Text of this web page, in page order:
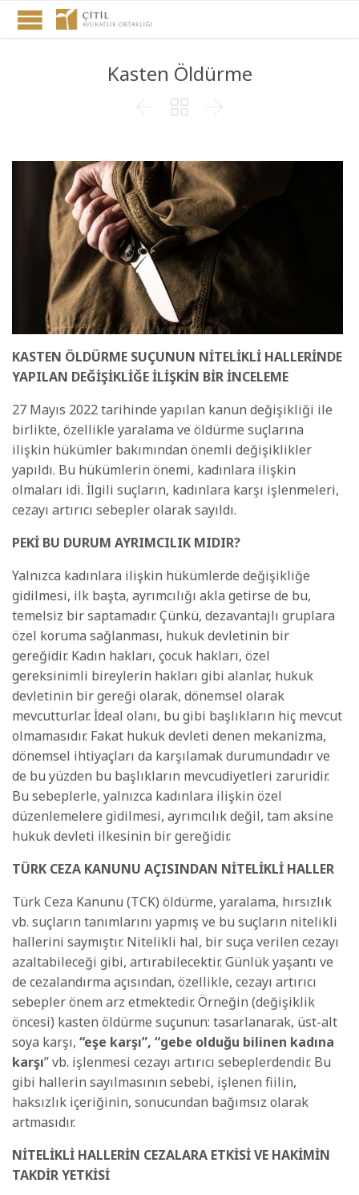
Kasten Öldürme
  
KASTEN ÖLDÜRME SUÇUNUN NİTELİKLİ HALLERİNDE
YAPILAN DEĞİŞİKLİĞE İLİŞKİN BİR İNCELEME
27 Mayıs 2022 tarihinde yapılan kanun değişikliği ile
birlikte, özellikle yaralama ve öldürme suçlarına
ilişkin hükümler bakımından önemli değişiklikler
yapıldı. Bu hükümlerin önemi, kadınlara ilişkin
olmaları idi. İlgili suçların, kadınlara karşı işlenmeleri,
cezayı artırıcı sebepler olarak sayıldı.
PEKİ BU DURUM AYRIMCILIK MIDIR?
Yalnızca kadınlara ilişkin hükümlerde değişikliğe
gidilmesi, ilk başta, ayrımcılığı akla getirse de bu,
temelsiz bir saptamadır. Çünkü, dezavantajlı gruplara
özel koruma sağlanması, hukuk devletinin bir
gereğidir. Kadın hakları, çocuk hakları, özel
gereksinimli bireylerin hakları gibi alanlar, hukuk
devletinin bir gereği olarak, dönemsel olarak
mevcutturlar. İdeal olanı, bu gibi başlıkların hiç mevcut
olmamasıdır. Fakat hukuk devleti denen mekanizma,
dönemsel ihtiyaçları da karşılamak durumundadır ve
de bu yüzden bu başlıkların mevcudiyetleri zaruridir.
Bu sebeplerle, yalnızca kadınlara ilişkin özel
düzenlemelere gidilmesi, ayrımcılık değil, tam aksine
hukuk devleti ilkesinin bir gereğidir.
TÜRK CEZA KANUNU AÇISINDAN NİTELİKLİ HALLER
Türk Ceza Kanunu (TCK) öldürme, yaralama, hırsızlık
vb. suçların tanımlarını yapmış ve bu suçların nitelikli
hallerini saymıştır. Nitelikli hal, bir suça verilen cezayı
azaltabileceği gibi, artırabilecektir. Günlük yaşantı ve
de cezalandırma açısından, özellikle, cezayı artırıcı
sebepler önem arz etmektedir. Örneğin (değişiklik
öncesi) kasten öldürme suçunun: tasarlanarak, üst-alt
soya karşı, “eşe karşı”, “gebe olduğu bilinen kadına
karşı” vb. işlenmesi cezayı artırıcı sebeplerdendir. Bu
gibi hallerin sayılmasının sebebi, işlenen fiilin,
haksızlık içeriğinin, sonucundan bağımsız olarak
artmasıdır.
NİTELİKLİ HALLERİN CEZALARA ETKİSİ VE HAKİMİN
TAKDİR YETKİSİ